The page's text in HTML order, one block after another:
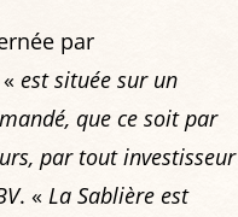
par
est située sur un
que ce soit par
par tout investisseur
. « La Sablière est